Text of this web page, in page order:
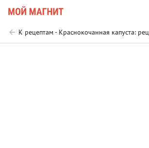
К рецептам - Краснокочанная капуста: